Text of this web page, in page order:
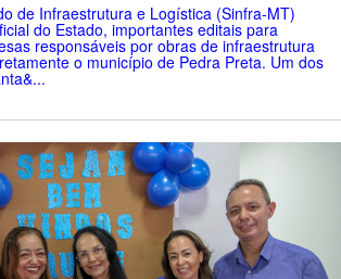
de Infraestrutura e Logística (Sinfra-MT)
do Estado, importantes editais para
responsáveis por obras de infraestrutura
o município de Pedra Preta. Um dos